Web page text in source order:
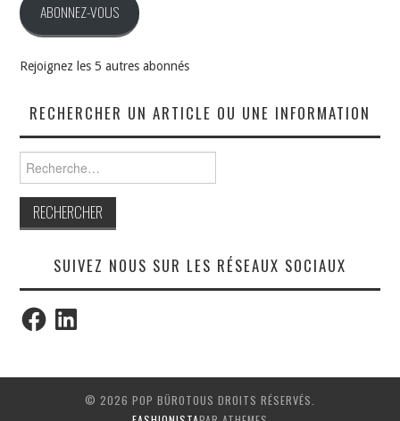
ABONNEZ-VOUS
Rejoignez les 5 autres abonnés
RECHERCHER UN ARTICLE OU UNE INFORMATION
SUIVEZ NOUS SUR LES RÉSEAUX SOCIAUX
FacebookLinkedIn
© 2026 POP BÜROTOUS DROITS RÉSERVÉS.